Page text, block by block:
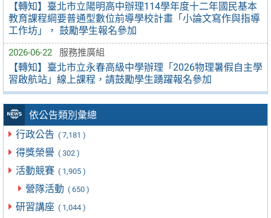
【轉知】臺北市立陽明高中辦理114學年度十二年國民基本
教育課程綱要普通型數位前導學校計畫「小論文寫作與指導
工作坊」， 鼓勵學生報名參加
2026-06-22 服務推廣組
【轉知】臺北市立永春高級中學辦理「2026物理暑假自主學
習啟航站」線上課程，請鼓勵學生踴躍報名參加
依公告類別彙總
行政公告 ( 7,181 )
得獎榮譽 ( 302 )
活動競賽 ( 1,905 )
營隊活動 ( 650 )
研習講座 ( 1,044 )